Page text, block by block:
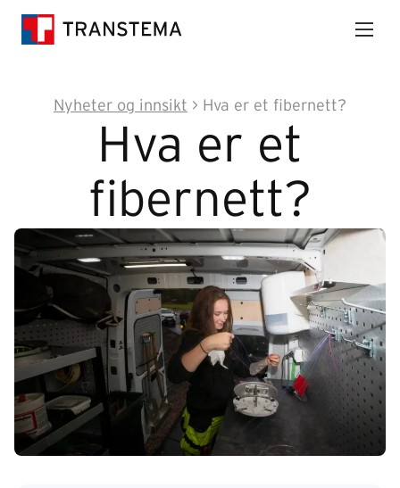
Nyheter og innsikt > Hva er et fibernett?
Hva er et
fibernett?